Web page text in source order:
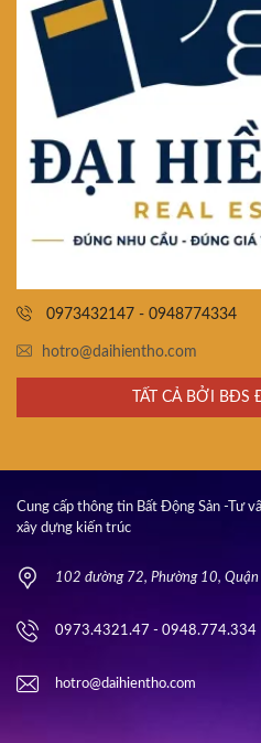
0973432147 - 0948774334
hotro@daihientho.com
TẤT CẢ BỞI
Cung cấp thông tin Bất Động Sản -Tư
xây dựng kiến trúc
102 đường 72, Phường 10, Quận
0973.4321.47 - 0948.774.334
hotro@daihientho.com